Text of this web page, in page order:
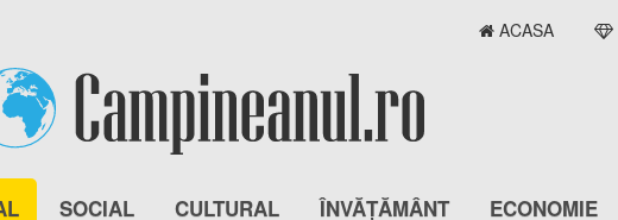
ACASA
SOCIAL CULTURAL ÎNVĂȚĂMÂNT ECONOMIE